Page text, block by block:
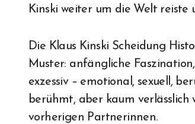
Kinski weiter um die Welt reiste
Die Klaus Kinski Scheidung
Muster: anfängliche
exzessiv – emotional, sexuell,
berühmt, aber kaum
vorherigen Partnerinnen.